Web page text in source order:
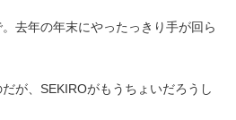
去年の年末にやったっきり手が回ら
が、SEKIROがもうちょいだろうし